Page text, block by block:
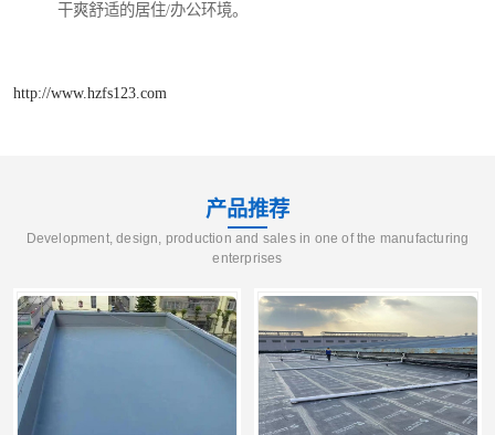
干爽舒适的居住/办公环境。
http://www.hzfs123.com
产品推荐
Development, design, production and sales in one of the manufacturing
enterprises